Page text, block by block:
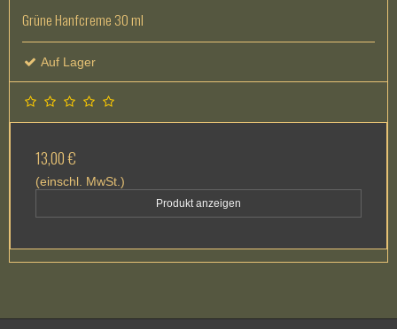
Grüne Hanfcreme 30 ml
Auf Lager
13,00 €
(einschl. MwSt.)
Produkt anzeigen